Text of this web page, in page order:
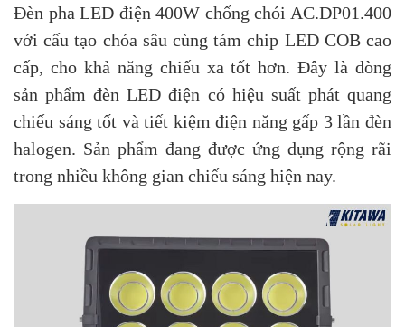
Đèn pha LED điện 400W chống chói AC.DP01.400
với cấu tạo chóa sâu cùng tám chip LED COB cao
cấp, cho khả năng chiếu xa tốt hơn. Đây là dòng
sản phẩm đèn LED điện có hiệu suất phát quang
chiếu sáng tốt và tiết kiệm điện năng gấp 3 lần đèn
halogen. Sản phẩm đang được ứng dụng rộng rãi
trong nhiều không gian chiếu sáng hiện nay.